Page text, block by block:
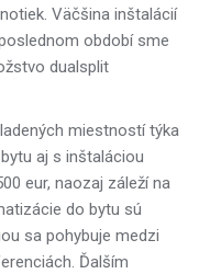
Väčšina inštalácií
období sme
dualsplit
miestností týka
aj s inštaláciou
eur, naozaj záleží na
do bytu sú
sa pohybuje medzi
Ďalším